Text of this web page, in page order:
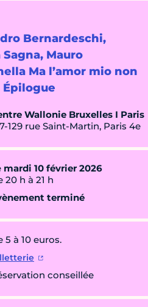
Bernardeschi,
Mauro
Ma l’amor mio non
Wallonie Bruxelles I Paris
129 rue Saint-Martin, Paris 4e
mardi 10 février 2026
20 h à 21 h
terminé
5 à 10 euros.
conseillée